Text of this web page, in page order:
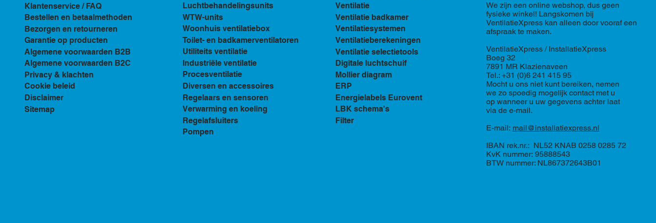
Klantenservice / FAQ
Bestellen en betaalmethoden
Bezorgen en retourneren
Garantie op producten
Algemene voorwaarden B2B
Algemene voorwaarden B2C
Privacy & klachten
Cookie beleid
Disclaimer
Sitemap
Luchtbehandelingsunits
WTW-units
Woonhuis ventilatiebox
Toilet- en badkamerventilatoren
Utiliteits ventilatie
Industriële ventilatie
Procesventilatie
Diversen en accessoires
Regelaars en sensoren
Verwarming en koeling
Regelafsluiters
Pompen
Ventilatie
Ventilatie badkamer
Ventilatiesystemen
Ventilatieberekeningen
Ventilatie selectietools
Digitale luchtschuif
Mollier diagram
ERP
Energielabels Eurovent
LBK schema's
Filter
We zijn een online webshop, dus geen
fysieke winkel! Langskomen bij
VentilatieXpress kan alleen door vooraf een
afspraak te maken.
VentilatieXpress / InstallatieXpress
Boeg 32
7891 MR Klazienaveen
Tel.: +31 (0)6 241 415 95
Mocht u ons niet kunt bereiken, nemen
we zo spoedig mogelijk contact met u
op wanneer u uw gegevens achter laat
via de e-mail.
E-mail: mail@installatiexpress.nl
IBAN rek.nr.: NL52 KNAB 0258 0285 72
KvK nummer: 95888543
BTW nummer: NL867372643B01